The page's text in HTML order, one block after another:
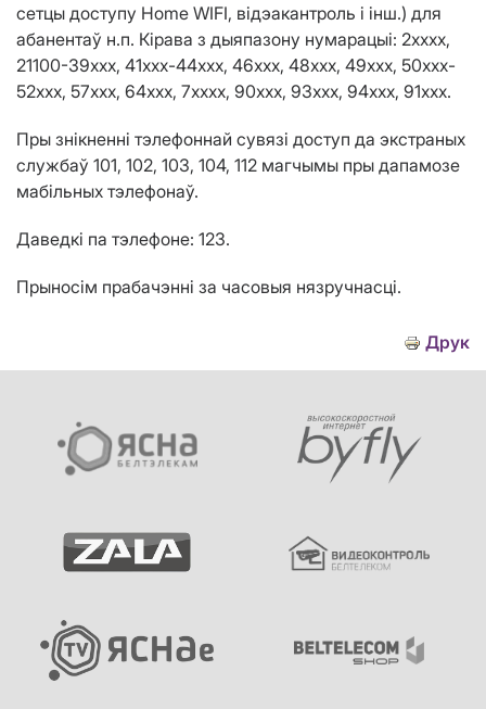
сетцы доступу Home WIFI, відэакантроль і інш.) для
абанентаў н.п. Кірава з дыяпазону нумарацыі: 2хххх,
21100-39ххх, 41xxx-44ххх, 46xxх, 48xxx, 49xxx, 50xxx-
52xxx, 57ххх, 64xxx, 7хxxx, 90ххх, 93xxx, 94xxx, 91ххх.
Пры знікненні тэлефоннай сувязі доступ да экстраных
службаў 101, 102, 103, 104, 112 магчымы пры дапамозе
мабільных тэлефонаў.
Даведкі па тэлефоне: 123.
Прыносім прабачэнні за часовыя нязручнасці.
Друк